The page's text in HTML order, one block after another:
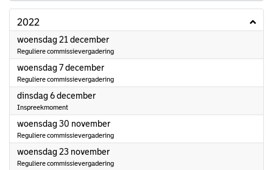
2022
woensdag 21 december2022
Reguliere commissievergadering
woensdag 7 december2022
Reguliere commissievergadering
dinsdag 6 december2022
Inspreekmoment
woensdag 30 november2022
Reguliere commissievergadering
woensdag 23 november2022
Reguliere commissievergadering